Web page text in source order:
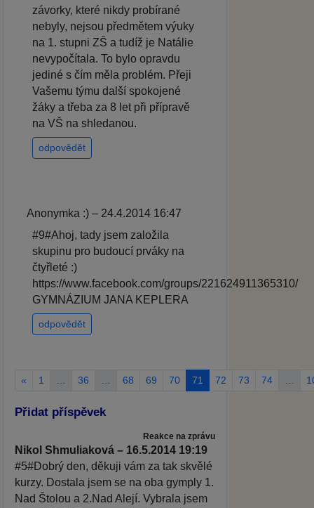
závorky, které nikdy probírané
nebyly, nejsou předmětem výuky
na 1. stupni ZŠ a tudíž je Natálie
nevypočítala. To bylo opravdu
jediné s čím měla problém. Přeji
Vašemu týmu další spokojené
žáky a třeba za 8 let při přípravě
na VŠ na shledanou.
odpovědět
Anonymka :) – 24.4.2014 16:47
#9#Ahoj, tady jsem založila
skupinu pro budoucí prváky na
čtyřleté :)
https://www.facebook.com/groups/221624911365310/
GYMNÁZIUM JANA KEPLERA
odpovědět
« 1 36 68 69 70 71 72 73 74
Přidat příspěvek
Reakce na zprávu
Nikol Shmuliaková – 16.5.2014 19:19
#5#Dobrý den, děkuji vám za tak skvělé
kurzy. Dostala jsem se na oba gymply 1.
Nad Štolou a 2.Nad Alejí. Vybrala jsem